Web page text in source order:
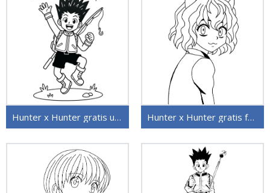
Hunter x Hunter gratis utskriftbar Hunter x Hunter gratis for barn